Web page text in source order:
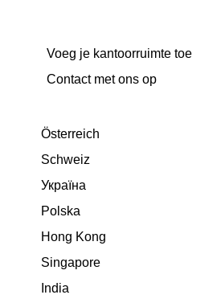
Voeg je kantoorruimte toe
Сontact met ons op
Österreich
Schweiz
Україна
Polska
Hong Kong
Singapore
India